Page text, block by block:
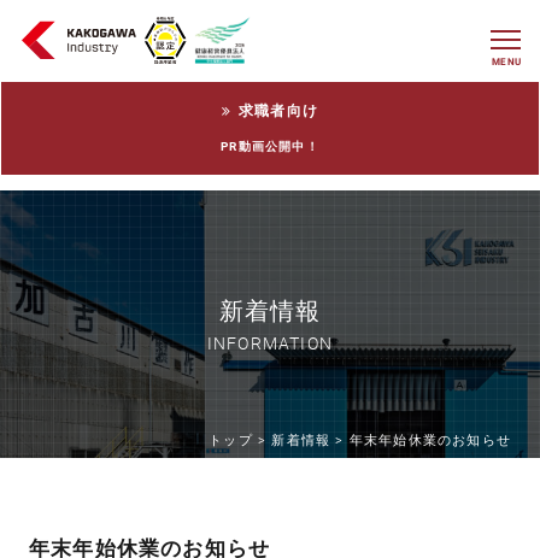
MENU
求職者向け
PR動画公開中！
新着情報
INFORMATION
トップ >新着情報 > 年末年始休業のお知らせ
年末年始休業のお知らせ